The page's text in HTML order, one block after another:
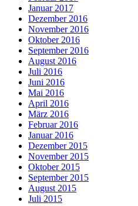
Januar 2017
Dezember 2016
November 2016
Oktober 2016
September 2016
August 2016
Juli 2016
Juni 2016
Mai 2016
April 2016
März 2016
Februar 2016
Januar 2016
Dezember 2015
November 2015
Oktober 2015
September 2015
August 2015
Juli 2015